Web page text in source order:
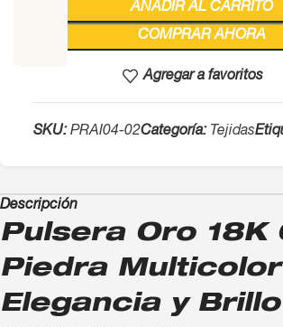
AÑADIR AL CARRITO
COMPRAR AHORA
Agregar a favoritos
SKU:PRAI04-02Categoría: Tejidas
Descripción
Pulsera Oro 18K
Piedra Multicolor
Elegancia y Brillo